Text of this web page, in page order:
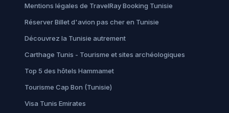
Mentions légales de TravelRay Booking Tunisie
Réserver Billet d'avion pas cher en Tunisie
Découvrez la Tunisie autrement
Carthage Tunis - Tourisme et sites archéologiques
Top 5 des hôtels Hammamet
Tourisme Cap Bon (Tunisie)
Visa Tunis Emirates